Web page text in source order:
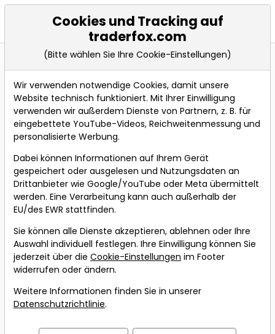
KATAPULT
TraderFox Katapult
Um Zugriff auf unsere Ausbildungsinhalte zu
bekommen, benötigen Sie "TraderFox Katapult mit
Trading-Masterclass"
Sollten Sie Ihr Passwort vergessen haben, können Sie es
hier zurücksetzen:
Passwort zurücksetzen
E-Mail Adresse
Passwort
Cookies und Tracking auf
traderfox.com
(Bitte wählen Sie Ihre Cookie-Einstellungen)
Wir verwenden notwendige Cookies, damit unsere
Website technisch funktioniert. Mit Ihrer Einwilligung
verwenden wir außerdem Dienste von Partnern, z. B. für
eingebettete YouTube-Videos, Reichweitenmessung und
personalisierte Werbung.
Dabei können Informationen auf Ihrem Gerät
gespeichert oder ausgelesen und Nutzungsdaten an
Drittanbieter wie Google/YouTube oder Meta übermittelt
werden. Eine Verarbeitung kann auch außerhalb der
EU/des EWR stattfinden.
Sie können alle Dienste akzeptieren, ablehnen oder Ihre
Auswahl individuell festlegen. Ihre Einwilligung können Sie
jederzeit über die Cookie-Einstellungen im Footer
widerrufen oder ändern.
Weitere Informationen finden Sie in unserer
Datenschutzrichtlinie.